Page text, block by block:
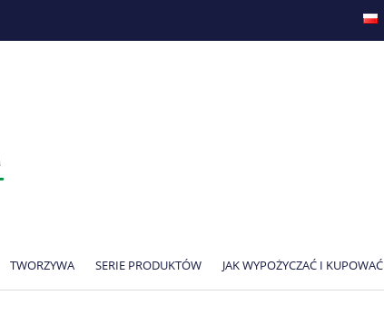
TWORZYWA SERIE PRODUKTÓW JAK WYPOŻYCZAĆ I KUPOWAĆ